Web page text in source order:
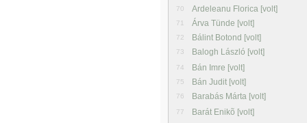
70 Ardeleanu Florica [volt]
71 Árva Tünde [volt]
72 Bálint Botond [volt]
73 Balogh László [volt]
74 Bán Imre [volt]
75 Bán Judit [volt]
76 Barabás Márta [volt]
77 Barát Enikõ [volt]